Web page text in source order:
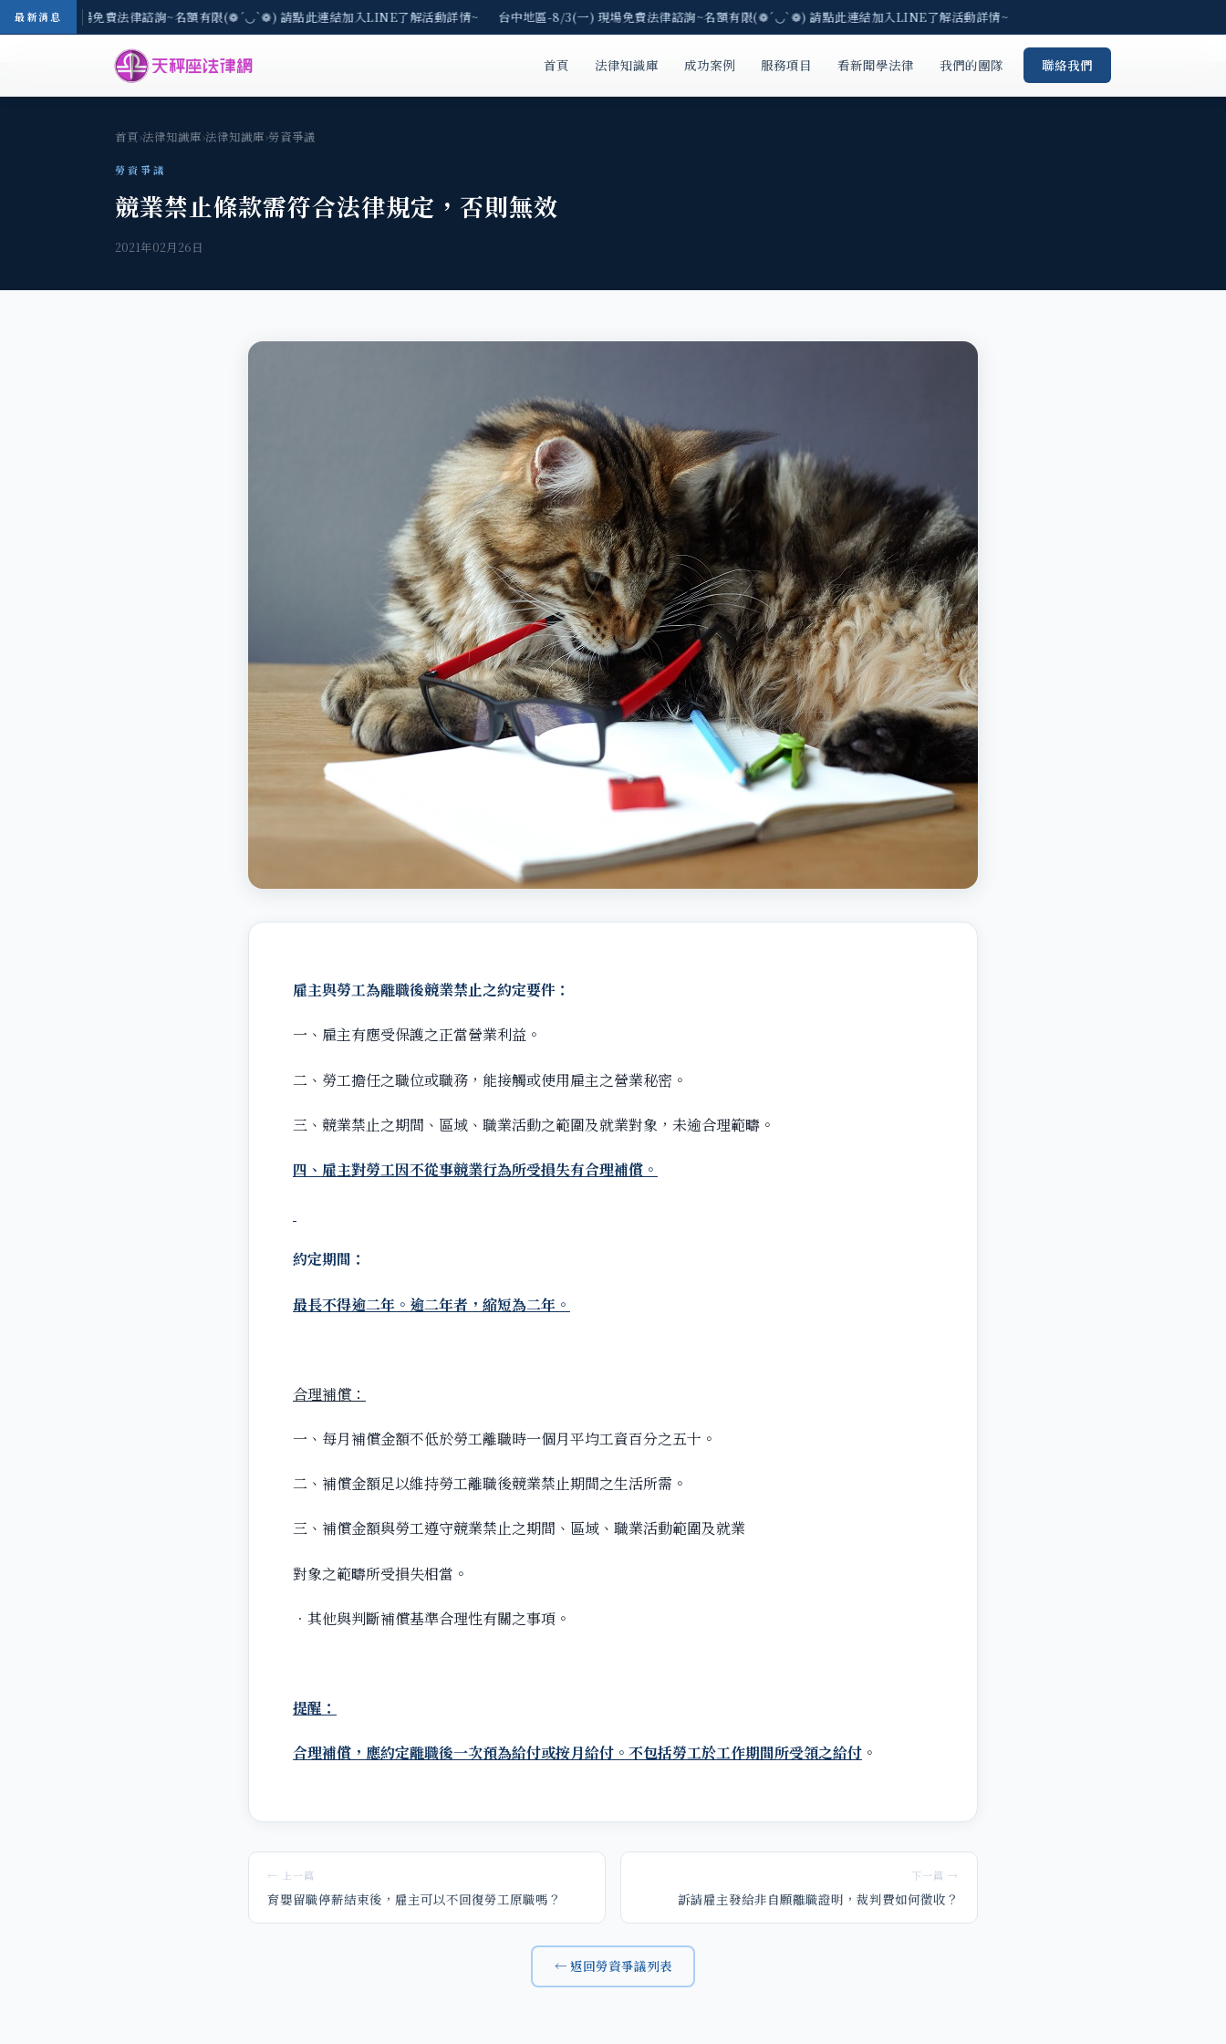
最新消息
-8/3(一) 現場免費法律諮詢~名額有限(❁´◡`❁) 請點此連結加入LINE了解活動詳情~ 台中地區-8/3(一) 現場免費法律諮詢~名額有限(❁´◡`❁) 請點此連結加入LINE了解活動詳情~
首頁 法律知識庫 成功案例 服務項目 看新聞學法律 我們的團隊 聯絡我們
首頁›法律知識庫›法律知識庫›勞資爭議
勞資爭議
競業禁止條款需符合法律規定，否則無效
2021年02月26日
雇主與勞工為離職後競業禁止之約定要件：
一、雇主有應受保護之正當營業利益。
二、勞工擔任之職位或職務，能接觸或使用雇主之營業秘密。
三、競業禁止之期間、區域、職業活動之範圍及就業對象，未逾合理範疇。
四、雇主對勞工因不從事競業行為所受損失有合理補償。
約定期間：
最長不得逾二年。逾二年者，縮短為二年。
合理補償：
一、每月補償金額不低於勞工離職時一個月平均工資百分之五十。
二、補償金額足以維持勞工離職後競業禁止期間之生活所需。
三、補償金額與勞工遵守競業禁止之期間、區域、職業活動範圍及就業
對象之範疇所受損失相當。
‧其他與判斷補償基準合理性有關之事項。
提醒：
合理補償，應約定離職後一次預為給付或按月給付。 不包括勞工於工作期間所受領之給付 。
← 上一篇
育嬰留職停薪結束後，雇主可以不回復勞工原職嗎？
下一篇 →
訴請雇主發給非自願離職證明，裁判費如何徵收？
← 返回勞資爭議列表